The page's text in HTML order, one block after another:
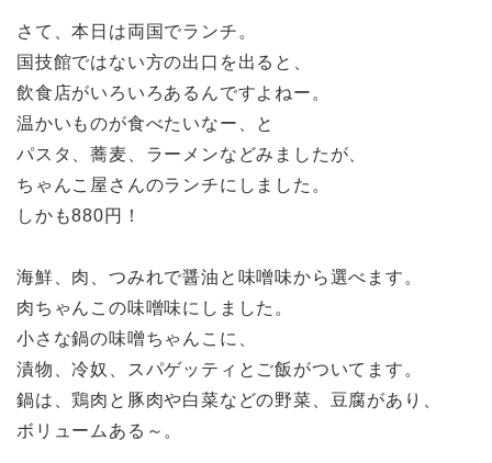
さて、本日は両国でランチ。
国技館ではない方の出口を出ると、
飲食店がいろいろあるんですよねー。
温かいものが食べたいなー、と
パスタ、蕎麦、ラーメンなどみましたが、
ちゃんこ屋さんのランチにしました。
しかも880円！
海鮮、肉、つみれで醤油と味噌味から選べます。
肉ちゃんこの味噌味にしました。
小さな鍋の味噌ちゃんこに、
漬物、冷奴、スパゲッティとご飯がついてます。
鍋は、鶏肉と豚肉や白菜などの野菜、豆腐があり、
ボリュームある～。